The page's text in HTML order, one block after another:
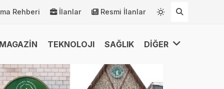
Rehberi İlanlar Resmi İlanlar
MAGAZİN TEKNOLOJI SAĞLIK DİĞER